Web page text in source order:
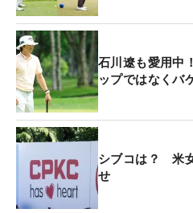
石川遼も愛用中
ップではなくバ
シブコは？ 米
せ